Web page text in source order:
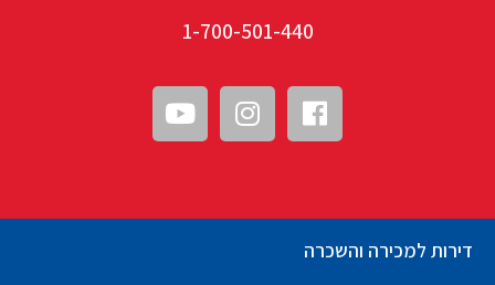
1-700-501-440
דירות למכירה והשכרה